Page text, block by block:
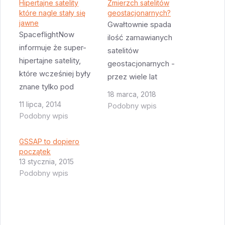
Hipertajne satelity
które nagle stały się
jawne
SpaceflightNow
informuje że super-
hipertajne satelity,
które wcześniej były
znane tylko pod
numerkiem NROL-15,
a które zostały
nazywają się GSSAP,
dotarły do Cape
Canaveral AFS i są
właśnie montowane
11 lipca, 2014
Podobny wpis
Zmierzch satelitów
geostacjonarnych?
Gwałtownie spada
ilość zamawianych
satelitów
geostacjonarnych -
przez wiele lat
zamawiano ich
średnio 20 rocznie.
18 marca, 2018
Podobny wpis
GSSAP to dopiero
początek
13 stycznia, 2015
Podobny wpis